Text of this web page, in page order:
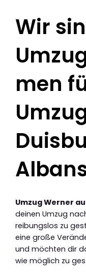
Wir
men
Umzug Werner
deinen Umzug
reibungslos zu
eine große
und möchten dir
wie möglich zu